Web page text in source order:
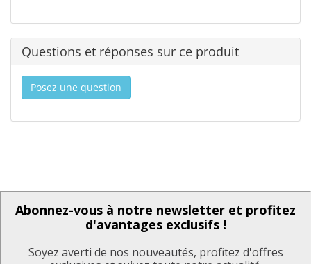
Questions et réponses sur ce produit
Posez une question